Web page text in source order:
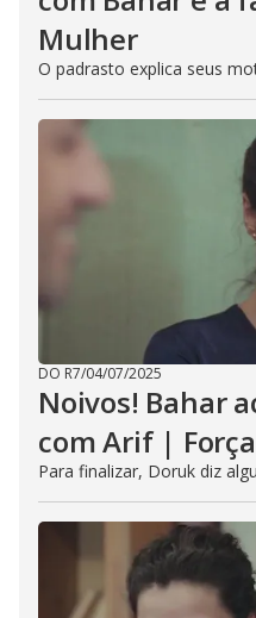
Mulher
O padrasto explica seus
DO R7/04/07/2025
Noivos! Bahar
com Arif |
Para finalizar, Doruk diz